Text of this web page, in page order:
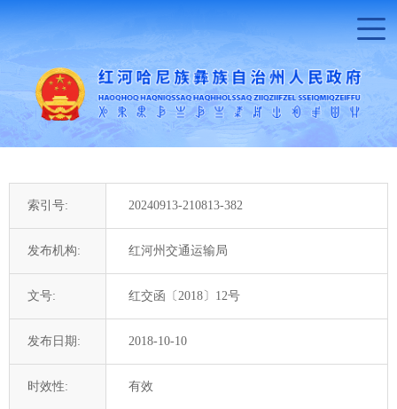
索引号: 20240913-210813-382
发布机构: 红河州交通运输局
文号: 红交函〔2018〕12号
发布日期: 2018-10-10
时效性: 有效